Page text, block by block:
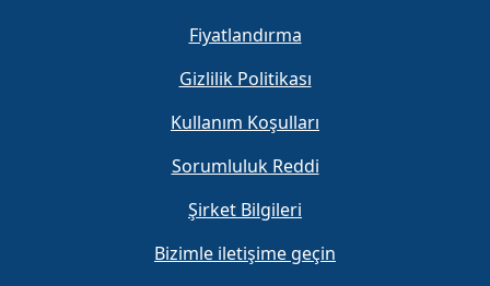
Fiyatlandırma
Gizlilik Politikası
Kullanım Koşulları
Sorumluluk Reddi
Şirket Bilgileri
Bizimle iletişime geçin